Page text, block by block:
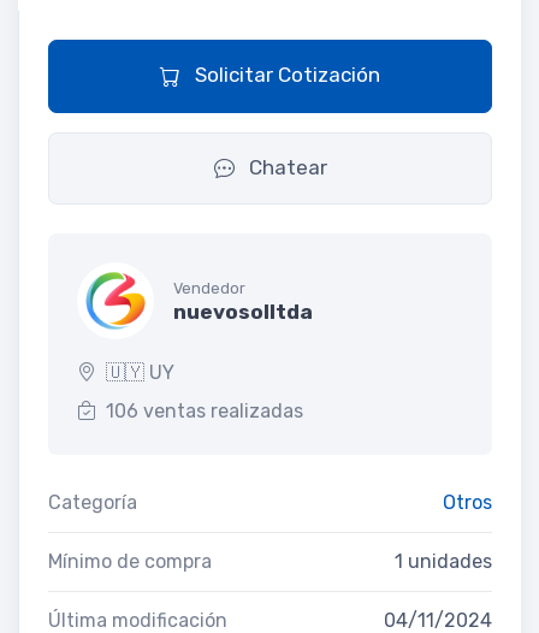
Solicitar Cotización
Chatear
Vendedor
nuevosolltda
🇺🇾 UY
106 ventas realizadas
Categoría Otros
Mínimo de compra 1 unidades
Última modificación 04/11/2024